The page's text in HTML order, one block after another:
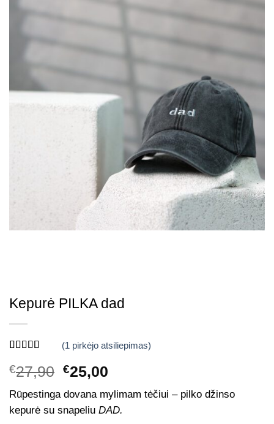
Kepurė PILKA dad
5iš 5 (viso
įvertinimų:
(1 pirkėjo atsiliepimas)
€27,90 Original
was:
€27,90.
€25,00
is:
€25,00.
Rūpestinga dovana mylimam tėčiui – pilko džinso
kepurė su snapeliu DAD.